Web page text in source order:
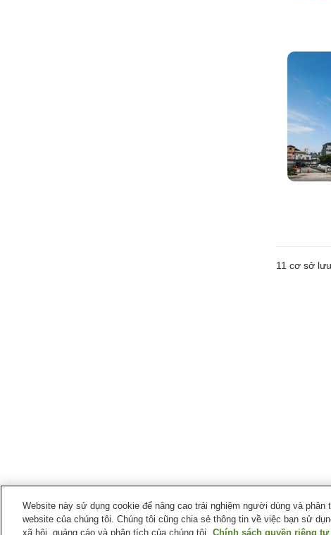
11 cơ sở
Website này sử dụng cookie để nâng cao trải nghiệm người dùng và
website của chúng tôi. Chúng tôi cũng chia sẻ thông tin về việc bạn sử
xã hội, quảng cáo và phân tích của chúng tôi.
Chính sách quyền riêng tư